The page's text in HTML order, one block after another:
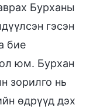
Бурханы
гэсэн
бие
юм. Бурхан
зорилго нь
өдрүүд дэх